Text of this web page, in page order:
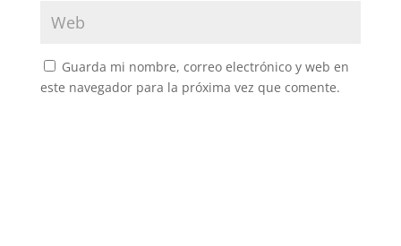
Guarda mi nombre, correo electrónico y web en
este navegador para la próxima vez que comente.